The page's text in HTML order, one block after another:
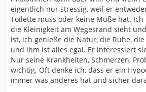
eigentlich nur stressig, weil er
Toilette muss oder keine Muße hat.
die Kleinigkeit am Wegesrand sieht
ist, ich genieße die Natur, die Ruhe,
und ihm ist alles egal. Er interessiert
Nur seine Krankheiten, Schmerzen,
wichtig. Oft denke ich, dass er ein
immer was anderes hat und sicher